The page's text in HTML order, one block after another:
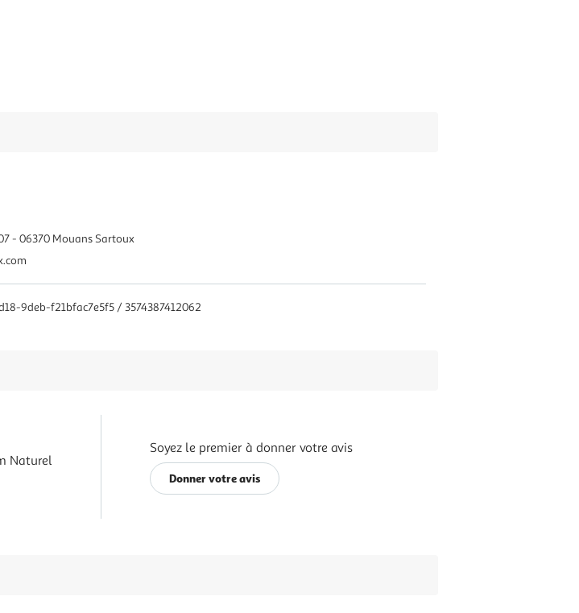
- 06370 Mouans Sartoux
9deb-f21bfac7e5f5 / 3574387412062
Naturel
Soyez le premier à donner votre avis
Donner votre avis